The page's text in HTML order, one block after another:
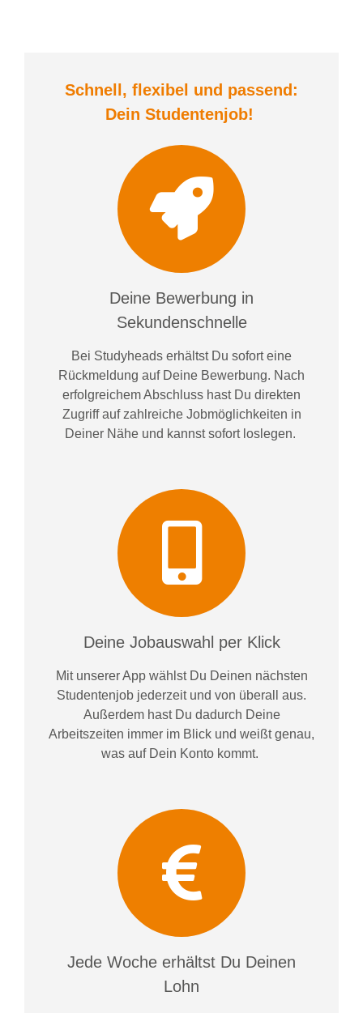
Schnell, flexibel und passend:
Dein Studentenjob!
Deine Bewerbung in
Sekundenschnelle
Bei Studyheads erhältst Du sofort eine
Rückmeldung auf Deine Bewerbung. Nach
erfolgreichem Abschluss hast Du direkten
Zugriff auf zahlreiche Jobmöglichkeiten in
Deiner Nähe und kannst sofort loslegen.
Deine Jobauswahl per Klick
Mit unserer App wählst Du Deinen nächsten
Studentenjob jederzeit und von überall aus.
Außerdem hast Du dadurch Deine
Arbeitszeiten immer im Blick und weißtgenau,
was auf Dein Konto kommt.
Jede Woche erhältst Du Deinen
Lohn